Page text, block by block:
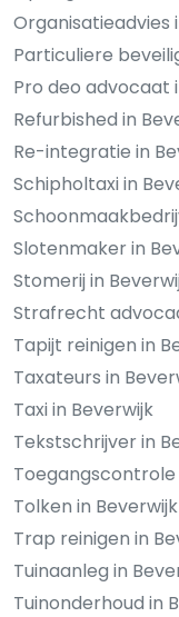
Organisatieadvies
Particuliere
Pro deo advocaat
Refurbished in
Re-integratie in
Schipholtaxi in
Slotenmaker in
Stomerij in
Strafrecht
Tapijt reinigen in
Taxateurs in
Taxi in Beverwijk
Tekstschrijver in
Toegangscontrole
Tolken in Beverwijk
Trap reinigen in
Tuinaanleg in
Tuinonderhoud in